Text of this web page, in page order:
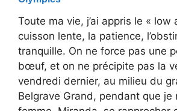
Toute ma vie, j’ai appris le « low
cuisson lente, la patience,
tranquille. On ne force pas une
bœuf, et on ne précipite pas la
vendredi dernier, au milieu du
Belgrave Grand, pendant que je